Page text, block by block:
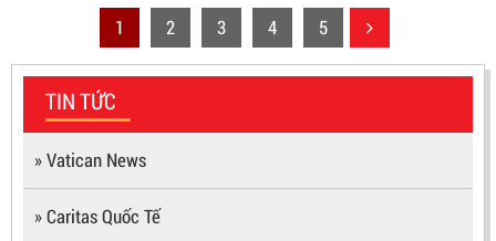
1 2 3 4 5
TIN TỨC
» Vatican News
» Caritas Quốc Tế